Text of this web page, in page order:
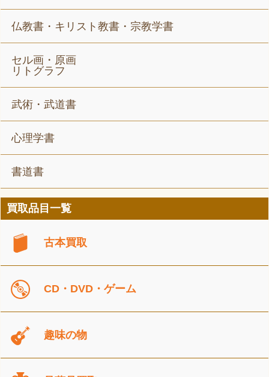
仏教書・キリスト教書・宗教学書
セル画・原画
リトグラフ
武術・武道書
心理学書
書道書
買取品目一覧
古本買取
CD・DVD・ゲーム
趣味の物